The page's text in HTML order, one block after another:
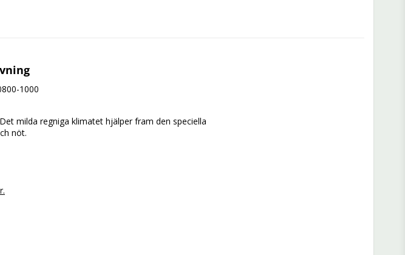
1000
milda regniga klimatet hjälper fram den speciella
nöt.